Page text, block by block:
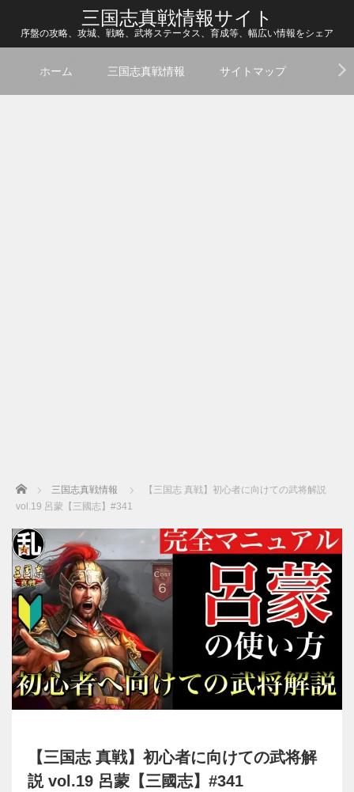
三国志真戦情報サイト
序盤の攻略、攻城、戦略、武将ステータス、育成等、幅広い情報をシェア
ホーム 三国志真戦情報 サイトマップ
Home 三国志真戦情報
【三国志 真戦】初心者に向けての武将解説
vol.19 呂蒙【三國志】#341
【三国志 真戦】初心者に向けての武将解
説 vol.19 呂蒙【三國志】#341